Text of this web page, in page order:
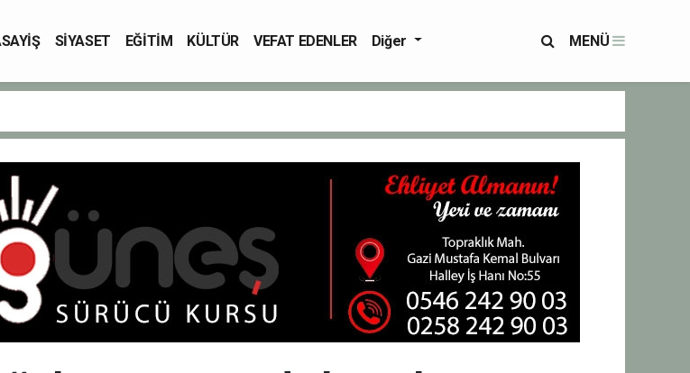
SİYASET EĞİTİM KÜLTÜR VEFAT EDENLER Diğer MENÜ